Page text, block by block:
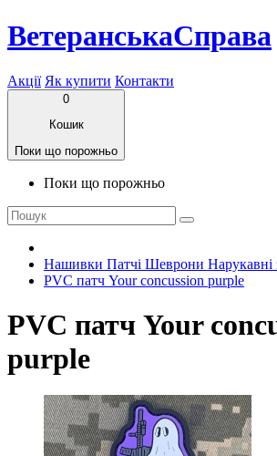
ВетеранськаСправа
Акції Як купити Контакти
0
Кошик
Поки що порожньо
Поки що порожньо
Нашивки Патчі Шеврони Нарукавні
PVC патч Your concussion purple
PVC патч Your
purple